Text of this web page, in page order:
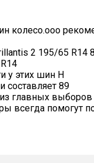
колесо.ооо
2 195/65 R14
у этих шин H
составляет 89
главных
всегда помогут